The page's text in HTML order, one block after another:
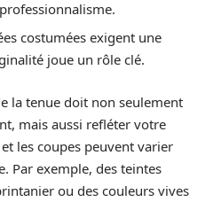
costumées exigent une
joue un rôle clé.
la tenue doit non seulement
mais aussi refléter votre
les coupes peuvent varier
Par exemple, des teintes
ou des couleurs vives